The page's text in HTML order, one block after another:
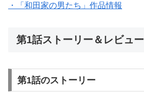
・「和田家の男たち」作品情報
第1話ストーリー＆レビュー
第1話のストーリー